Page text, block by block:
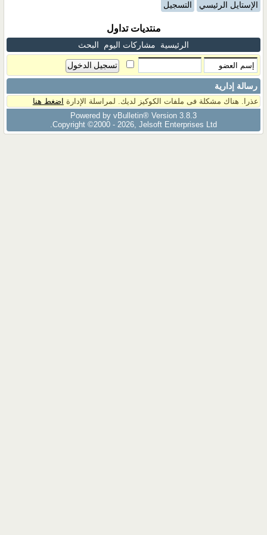
الإستايل الرئيسي التسجيل
منتديات تداول
الرئيسية مشاركات اليوم البحث
رسالة إدارية
عذرا. هناك مشكلة فى ملفات الكوكيز لديك. لمراسلة الإدارة اضغط هنا
Powered by vBulletin® Version 3.8.3
Copyright ©2000 - 2026, Jelsoft Enterprises Ltd.